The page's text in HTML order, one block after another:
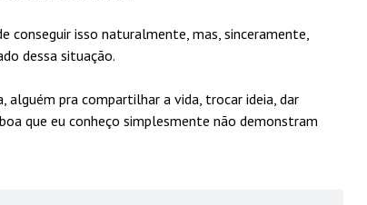
conseguir isso naturalmente, mas, sinceramente,
dessa situação.
alguém pra compartilhar a vida, trocar ideia, dar
que eu conheço simplesmente não demonstram